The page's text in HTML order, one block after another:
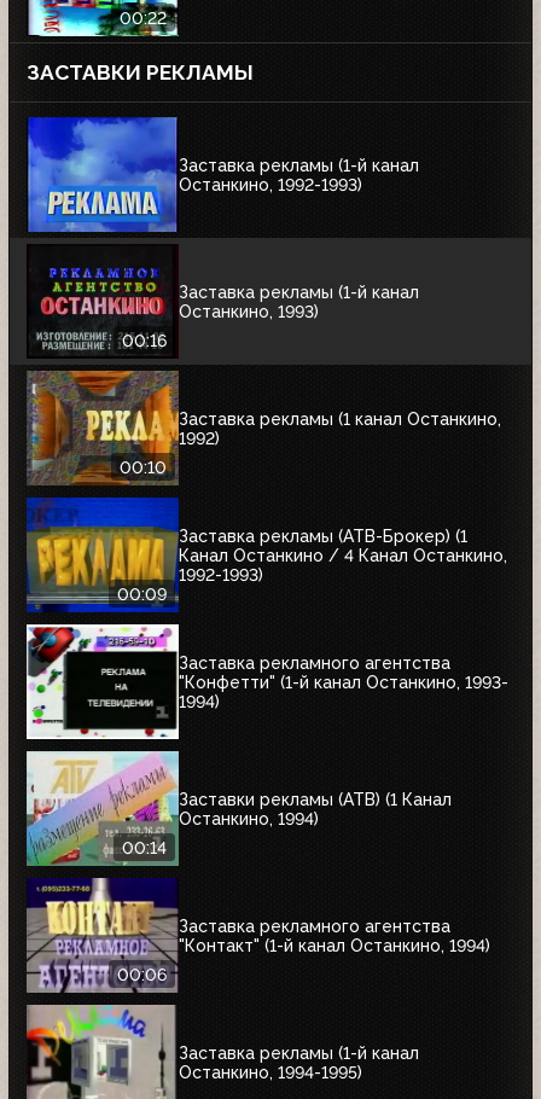
00:22
ЗАСТАВКИ РЕКЛАМЫ
Заставка рекламы (1-й канал
Останкино, 1992-1993)
00:16
Заставка рекламы (1-й канал
Останкино, 1993)
00:10
Заставка рекламы (1 канал Останкино,
1992)
00:09
Заставка рекламы (АТВ-Брокер) (1
Канал Останкино / 4 Канал Останкино,
1992-1993)
Заставка рекламного агентства
"Конфетти" (1-й канал Останкино, 1993-
1994)
00:14
Заставки рекламы (АТВ) (1 Канал
Останкино, 1994)
00:06
Заставка рекламного агентства
"Контакт" (1-й канал Останкино, 1994)
Заставка рекламы (1-й канал
Останкино, 1994-1995)